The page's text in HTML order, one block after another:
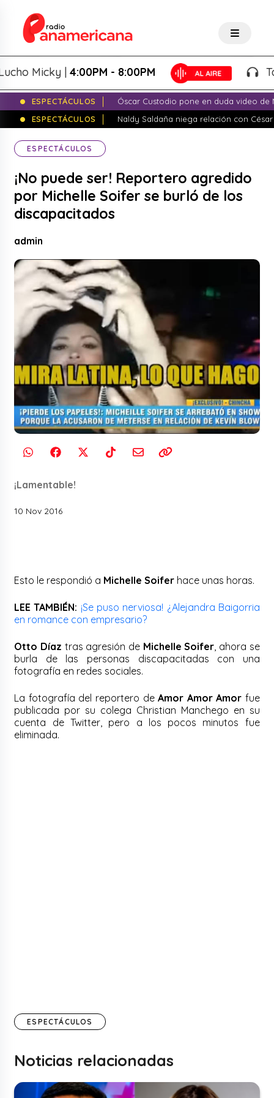
Micky |4:00PM - 8:00PM
ESPECTÁCULOS
Óscar Custodio pone en duda video de
ESPECTÁCULOS
Naldy Saldaña niega relación con
ESPECTÁCULOS
¡No puede ser! Reportero agredido
por Michelle Soifer se burló de los
discapacitados
admin
¡Lamentable!
10 Nov 2016
Esto le respondió a Michelle Soifer hace unas horas.
LEE TAMBIÉN: ¡Se puso nerviosa! ¿Alejandra Baigorria
en romance con empresario?
Otto Díaz tras agresión de Michelle Soifer , ahora se
burla de las personas discapacitadas con una
fotografía en redes sociales.
La fotografía del reportero deAmor Amor Amor fue
publicada por su colega Christian Manchego en su
cuenta de Twitter, pero a los pocos minutos fue
eliminada.
ESPECTÁCULOS
Noticias relacionadas